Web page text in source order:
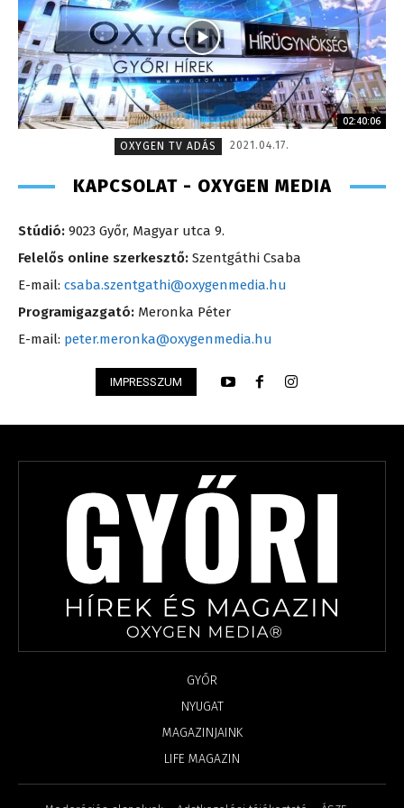
02:40:06
OXYGEN TV ADÁS
2021.04.17.
KAPCSOLAT - OXYGEN MEDIA
Stúdió: 9023 Győr, Magyar utca 9.
Felelős online szerkesztő: Szentgáthi Csaba
E-mail: csaba.szentgathi@oxygenmedia.hu
Programigazgató: Meronka Péter
E-mail: peter.meronka@oxygenmedia.hu
IMPRESSZUM
GYŐR
NYUGAT
MAGAZINJAINK
LIFE MAGAZIN